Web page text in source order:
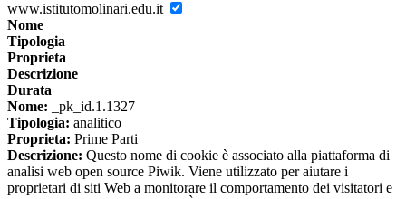
www.istitutomolinari.edu.it
Nome
Tipologia
Proprieta
Descrizione
Durata
Nome: _pk_id.1.1327
Tipologia: analitico
Proprieta: Prime Parti
Descrizione: Questo nome di cookie è associato alla piattaforma di
analisi web open source Piwik. Viene utilizzato per aiutare i
proprietari di siti Web a monitorare il comportamento dei visitatori e